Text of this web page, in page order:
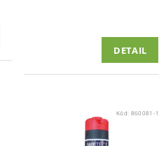
DETAIL
Kód: 860081-1